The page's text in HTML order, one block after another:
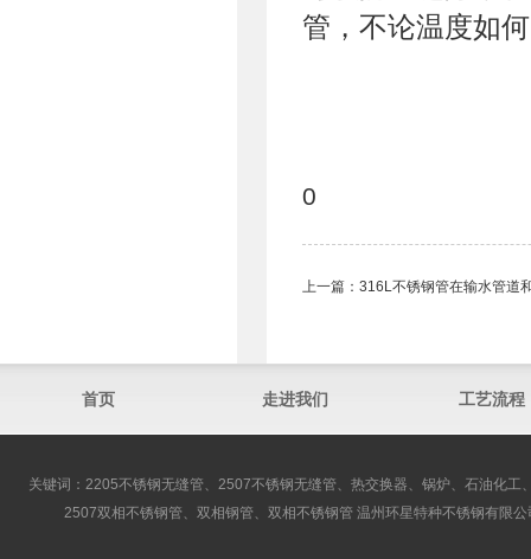
管，不论温度如
0
上一篇： 316L不锈钢管​在输水管道
首页 走进我们 工艺流程
关键词：2205不锈钢无缝管、2507不锈钢无缝管、热交换器、锅炉、石油化
2507双相不锈钢管、双相钢管、双相不锈钢管 温州环星特种不锈钢有限